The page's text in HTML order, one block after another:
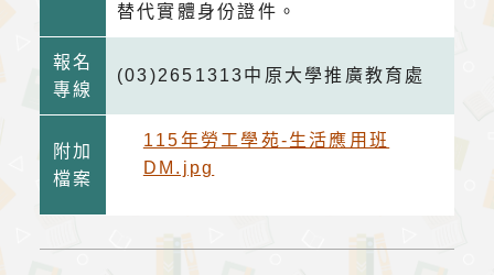
替代實體身份證件。
報名
專線
(03)2651313中原大學推廣教育處
附加
檔案
115年勞工學苑-生活應用班
DM.jpg